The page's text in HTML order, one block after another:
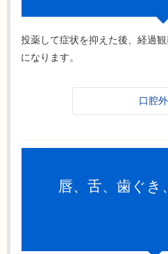
投薬して症状を抑えた後、経過
になります。
口腔
唇、舌、歯ぐき